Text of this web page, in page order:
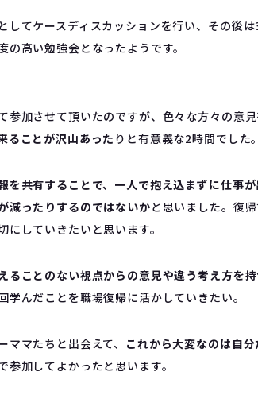
してケースディスカッションを行い、その後
の高い勉強会となったようです。
参加させて頂いたのですが、色々な方々の意見
ることが沢山あった りと有意義な2時間でした。
を共有することで、一人で抱え込まずに仕事
減ったりするのではないかと思いました。復
にしていきたいと思います。
ることのない視点からの意見や違う考え方を
学んだことを職場復帰に活かしていきたい。
ママたちと出会えて、 これから大変なのは自
参加してよかったと思います。